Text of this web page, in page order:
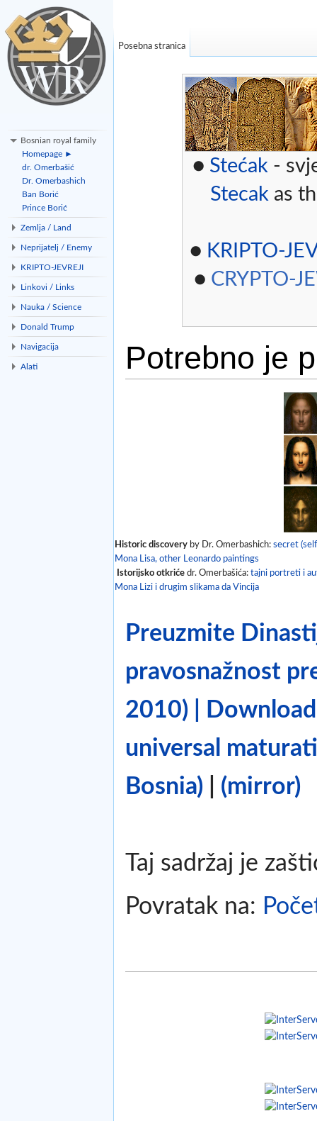
● Stećak -
Stecak as
● KRIPTO-
● CRYPTO-
Potrebno je
Historic discovery by Dr. Omerbashich:secret
Mona Lisa, other Leonardo paintings
Istorijsko otkriće dr. Omerbašića:tajni portreti i
Mona Lizi i drugim slikama da Vincija
Preuzmite
pravosnažnost
2010) |
universal
Bosnia)
(mirror)
Taj sadržaj je
Povratak na:
Posebna stranica
Bosnian royal family
Homepage ►
dr. Omerbašić
Dr. Omerbashich
Ban Borić
Prince Borić
Zemlja / Land
Neprijatelj / Enemy
KRIPTO-JEVREJI
Linkovi / Links
Nauka / Science
Donald Trump
Navigacija
Alati